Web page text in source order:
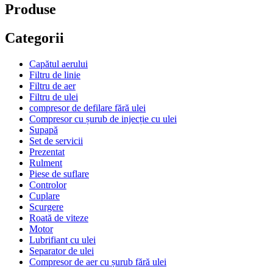
Produse
Categorii
Capătul aerului
Filtru de linie
Filtru de aer
Filtru de ulei
compresor de defilare fără ulei
Compresor cu șurub de injecție cu ulei
Supapă
Set de servicii
Prezentat
Rulment
Piese de suflare
Controlor
Cuplare
Scurgere
Roată de viteze
Motor
Lubrifiant cu ulei
Separator de ulei
Compresor de aer cu șurub fără ulei